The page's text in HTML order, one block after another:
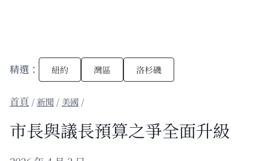
精選： 紐約 灣區 洛杉磯
/新聞 / 美國 /
市長與議長預算之爭全面升級